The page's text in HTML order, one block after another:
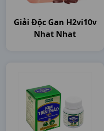
Giải Độc Gan H2vi10v
Nhat Nhat